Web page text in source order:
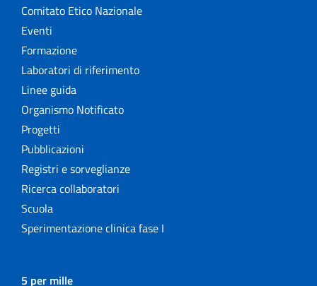
Comitato Etico Nazionale
Eventi
Formazione
Laboratori di riferimento
Linee guida
Organismo Notificato
Progetti
Pubblicazioni
Registri e sorveglianze
Ricerca collaboratori
Scuola
Sperimentazione clinica fase I
5 per mille